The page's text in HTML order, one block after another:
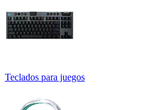
Teclados para juegos